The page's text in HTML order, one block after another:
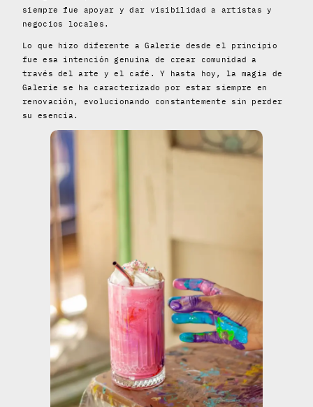
siempre fue apoyar y dar visibilidad a artistas y
negocios locales.
Lo que hizo diferente a Galerie desde el principio
fue esa intención genuina de crear comunidad a
través del arte y el café. Y hasta hoy, la magia de
Galerie se ha caracterizado por estar siempre en
renovación, evolucionando constantemente sin perder
su esencia.